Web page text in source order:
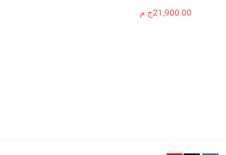
ج.م21,900.00